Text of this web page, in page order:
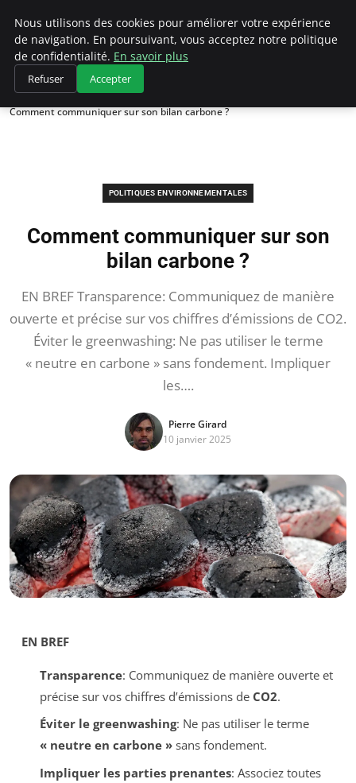
Climategatecountryclub.com
Accueil
Politiques environnementales
Comment communiquer sur son bilan carbone ?
POLITIQUES ENVIRONNEMENTALES
Comment communiquer sur son
bilan carbone ?
EN BREF Transparence: Communiquez de manière
ouverte et précise sur vos chiffres d’émissions de CO2.
Éviter le greenwashing: Ne pas utiliser le terme
« neutre en carbone » sans fondement. Impliquer
les….
Pierre Girard
10 janvier 2025
EN BREF
Transparence: Communiquez de manière ouverte et
précise sur vos chiffres d’émissions de CO2.
Éviter le greenwashing: Ne pas utiliser le terme
« neutre en carbone »sans fondement.
Impliquer les parties prenantes: Associez toutes
Nous utilisons des cookies pour améliorer votre expérience
de navigation. En poursuivant, vous acceptez notre politique
de confidentialité. En savoir plus
Refuser Accepter